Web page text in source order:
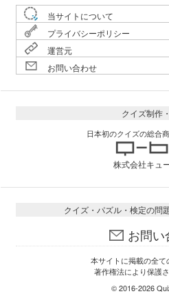
当サイトについて
プライバシーポリシー
運営元
お問い合わせ
クイズ制作
日本初のクイズの総合
株式会社キュ
クイズ・パズル・検定の問
お問
本サイトに掲載の全て
著作権法により保護さ
© 2016-2026